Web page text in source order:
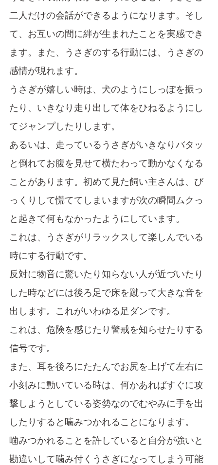
二人だけの会話ができるようになります。そし
て、お互いの間に絆が生まれたことを実感でき
ます。また、うさぎのする行動には、うさぎの
感情が現れます。
うさぎが嬉しい時は、犬のようにしっぽを振っ
たり、いきなり走り出して体をひねるようにし
てジャンプしたりします。
あるいは、走っているうさぎがいきなりバタッ
と倒れてお腹を見せて横たわって動かなくなる
ことがあります。初めて見た飼い主さんは、び
っくりして慌ててしまいますが次の瞬間ムクっ
と起きて何もなかったようにしています。
これは、うさぎがリラックスして楽しんでいる
時にする行動です。
反対に物音に驚いたり知らない人が近づいたり
した時などには後ろ足で床を蹴って大きな音を
出します。これがいわゆる足ダンです。
これは、危険を感じたり警戒を知らせたりする
信号です。
また、耳を後ろにたたんでお尻を上げて左右に
小刻みに動いている時は、何かあればすぐに攻
撃しようとしている姿勢なのでむやみに手を出
したりすると噛みつかれることになります。
噛みつかれることを許していると自分が強いと
勘違いして噛み付くうさぎになってしまう可能